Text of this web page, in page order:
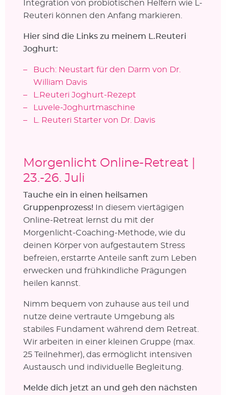
Integration von probiotischen Helfern wie L-
Reuteri können den Anfang markieren.
Hier sind die Links zu meinem L.Reuteri
Joghurt:
Buch: Neustart für den Darm von Dr.
William Davis
L.Reuteri Joghurt-Rezept
Luvele-Joghurtmaschine
L. Reuteri Starter von Dr. Davis
Morgenlicht Online-Retreat |
23.-26. Juli
Tauche ein in einen heilsamen
Gruppenprozess!
In diesem viertägigen
Online-Retreat lernst du mit der
Morgenlicht-Coaching-Methode, wie du
deinen Körper von aufgestautem Stress
befreien, erstarrte Anteile sanft zum Leben
erwecken und frühkindliche Prägungen
heilen kannst.
Nimm bequem von zuhause aus teil und
nutze deine vertraute Umgebung als
stabiles Fundament während dem Retreat.
Wir arbeiten in einer kleinen Gruppe (max.
25 Teilnehmer), das ermöglicht intensiven
Austausch und individuelle Begleitung.
Melde dich jetzt an und geh den nächsten